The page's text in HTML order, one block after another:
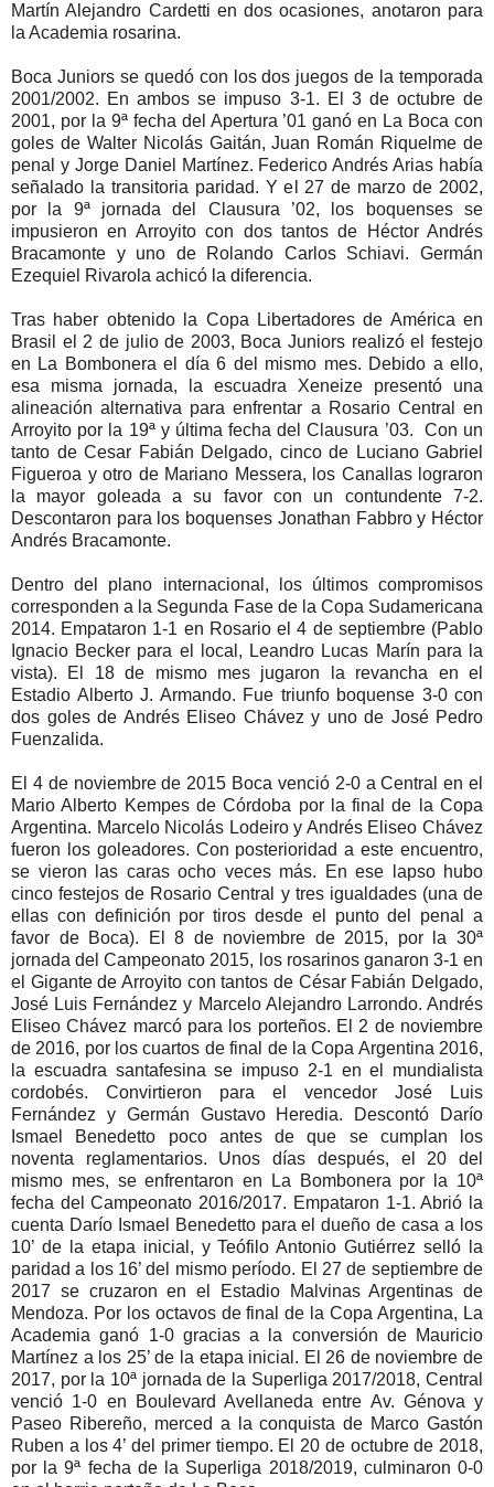
Martín Alejandro Cardetti en dos ocasiones, anotaron para
la Academia rosarina.
Boca Juniors se quedó con los dos juegos de la temporada
2001/2002. En ambos se impuso 3-1. El 3 de octubre de
2001, por la 9ª fecha del Apertura ’01 ganó en La Boca con
goles de Walter Nicolás Gaitán, Juan Román Riquelme de
penal y Jorge Daniel Martínez. Federico Andrés Arias había
señalado la transitoria paridad. Y el 27 de marzo de 2002,
por la 9ª jornada del Clausura ’02, los boquenses se
impusieron en Arroyito con dos tantos de Héctor Andrés
Bracamonte y uno de Rolando Carlos Schiavi. Germán
Ezequiel Rivarola achicó la diferencia.
Tras haber obtenido la Copa Libertadores de América en
Brasil el 2 de julio de 2003, Boca Juniors realizó el festejo
en La Bombonera el día 6 del mismo mes. Debido a ello,
esa misma jornada, la escuadra Xeneize presentó una
alineación alternativa para enfrentar a Rosario Central en
Arroyito por la 19ª y última fecha del Clausura ’03. Con un
tanto de Cesar Fabián Delgado, cinco de Luciano Gabriel
Figueroa y otro de Mariano Messera, los Canallas lograron
la mayor goleada a su favor con un contundente 7-2.
Descontaron para los boquenses Jonathan Fabbro y Héctor
Andrés Bracamonte.
Dentro del plano internacional, los últimos compromisos
corresponden a la Segunda Fase de la Copa Sudamericana
2014. Empataron 1-1 en Rosario el 4 de septiembre (Pablo
Ignacio Becker para el local, Leandro Lucas Marín para la
vista). El 18 de mismo mes jugaron la revancha en el
Estadio Alberto J. Armando. Fue triunfo boquense 3-0 con
dos goles de Andrés Eliseo Chávez y uno de José Pedro
Fuenzalida.
El 4 de noviembre de 2015 Boca venció 2-0 a Central en el
Mario Alberto Kempes de Córdoba por la final de la Copa
Argentina. Marcelo Nicolás Lodeiro y Andrés Eliseo Chávez
fueron los goleadores. Con posterioridad a este encuentro,
se vieron las caras ocho veces más. En ese lapso hubo
cinco festejos de Rosario Central y tres igualdades (una de
ellas con definición por tiros desde el punto del penal a
favor de Boca). El 8 de noviembre de 2015, por la 30ª
jornada del Campeonato 2015, los rosarinos ganaron 3-1 en
el Gigante de Arroyito con tantos de César Fabián Delgado,
José Luis Fernández y Marcelo Alejandro Larrondo. Andrés
Eliseo Chávez marcó para los porteños. El 2 de noviembre
de 2016, por los cuartos de final de la Copa Argentina 2016,
la escuadra santafesina se impuso 2-1 en el mundialista
cordobés. Convirtieron para el vencedor José Luis
Fernández y Germán Gustavo Heredia. Descontó Darío
Ismael Benedetto poco antes de que se cumplan los
noventa reglamentarios. Unos días después, el 20 del
mismo mes, se enfrentaron en La Bombonera por la 10ª
fecha del Campeonato 2016/2017. Empataron 1-1. Abrió la
cuenta Darío Ismael Benedetto para el dueño de casa a los
10’ de la etapa inicial, y Teófilo Antonio Gutiérrez selló la
paridad a los 16’ del mismo período. El 27 de septiembre de
2017 se cruzaron en el Estadio Malvinas Argentinas de
Mendoza. Por los octavos de final de la Copa Argentina, La
Academia ganó 1-0 gracias a la conversión de Mauricio
Martínez a los 25’ de la etapa inicial. El 26 de noviembre de
2017, por la 10ª jornada de la Superliga 2017/2018, Central
venció 1-0 en Boulevard Avellaneda entre Av. Génova y
Paseo Ribereño, merced a la conquista de Marco Gastón
Ruben a los 4’ del primer tiempo. El 20 de octubre de 2018,
por la 9ª fecha de la Superliga 2018/2019, culminaron 0-0